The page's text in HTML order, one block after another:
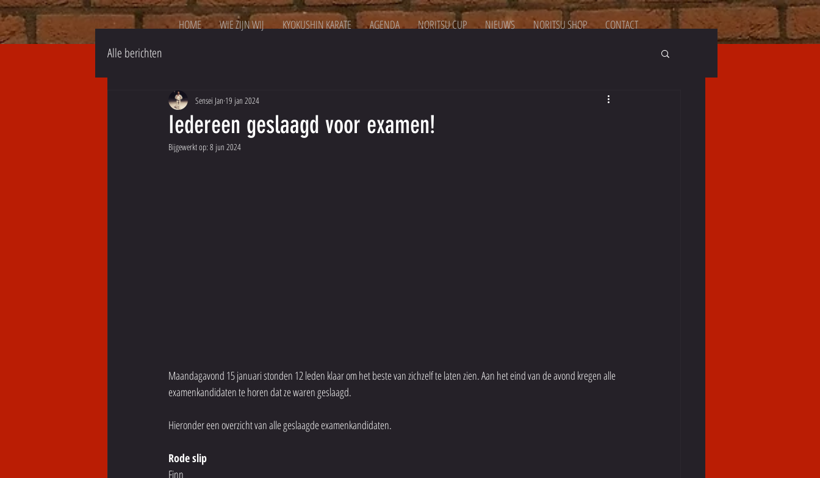
HOME WIE ZIJN WIJ KYOKUSHIN KARATE AGENDA NORITSU CUP NIEUWS NORITSU SHOP CONTACT
Alle berichten
Iedereen geslaagd voor examen!
Sensei Jan 19 jan 2024
Bijgewerkt op: 8 jun 2024
Maandagavond 15 januari stonden 12 leden klaar om het beste van zichzelf te laten zien. Aan het eind van de avond kregen alle
examenkandidaten te horen dat ze waren geslaagd.
Hieronder een overzicht van alle geslaagde examenkandidaten.
Rode slip
Finn